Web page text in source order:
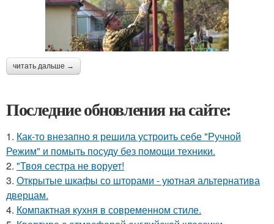
читать дальше →
Последние обновления на сайте:
1. Как-то внезапно я решила устроить себе "Ручной
Режим" и помыть посуду без помощи техники.
2. "Твоя сестра не ворует!
3. Открытые шкафы со шторами - уютная альтернатива
дверцам.
4. Компактная кухня в современном стиле.